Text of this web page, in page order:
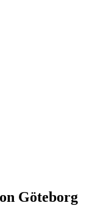
Göteborg